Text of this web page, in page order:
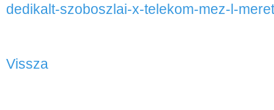
dedikalt-szoboszlai-x-telekom-mez-l-
Vissza